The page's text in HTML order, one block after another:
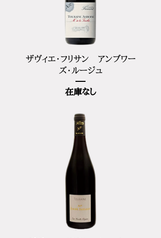
ザヴィエ・フリサン アンブワー
ズ・ルージュ
在庫なし